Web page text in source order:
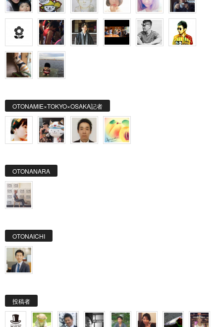
OTONAMIE×TOKYO×OSAKA記者
OTONANARA
OTONAICHI
投稿者